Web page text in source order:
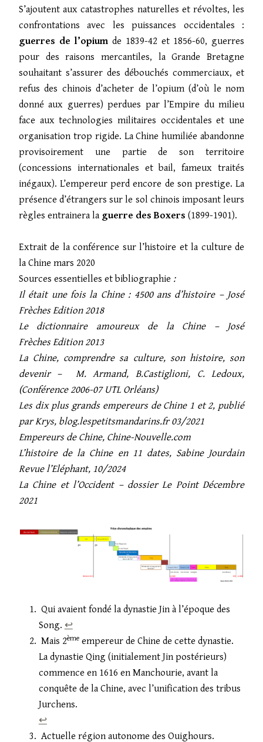
S’ajoutent aux catastrophes naturelles et révoltes, les
confrontations avec les puissances occidentales :
guerres de l’opium de 1839-42 et 1856-60, guerres
pour des raisons mercantiles, la Grande Bretagne
souhaitant s’assurer des débouchés commerciaux, et
refus des chinois d’acheter de l’opium (d’où le nom
donné aux guerres) perdues par l’Empire du milieu
face aux technologies militaires occidentales et une
organisation trop rigide. La Chine humiliée abandonne
provisoirement une partie de son territoire
(concessions internationales et bail, fameux traités
inégaux). L’empereur perd encore de son prestige. La
présence d’étrangers sur le sol chinois imposant leurs
règles entrainera la guerre des Boxers (1899-1901).
Extrait de la conférence sur l’histoire et la culture de
la Chine mars 2020
Sources essentielles et bibliographie:
Il était une fois la Chine : 4500 ans d’histoire – José
Frèches Edition 2018
Le dictionnaire amoureux de la Chine – José
Frèches Edition 2013
La Chine, comprendre sa culture, son histoire, son
devenir – M. Armand, B.Castiglioni, C. Ledoux,
(Conférence 2006-07 UTL Orléans)
Les dix plus grands empereurs de Chine 1 et 2, publié
par Krys, blog.lespetitsmandarins.fr 03/2021
Empereurs de Chine, Chine-Nouvelle.com
L’histoire de la Chine en 11 dates, Sabine Jourdain
Revue l’Eléphant, 10/2024
La Chine et l’Occident – dossier Le Point Décembre
2021
Qui avaient fondé la dynastie Jin à l’époque des
Song. ↩︎
Mais 2èmeempereur de Chine de cette dynastie.
La dynastie Qing (initialement Jin postérieurs)
commence en 1616 en Manchourie, avant la
conquête de la Chine, avec l’unification des tribus
Jurchens.
↩︎
Actuelle région autonome des Ouighours.